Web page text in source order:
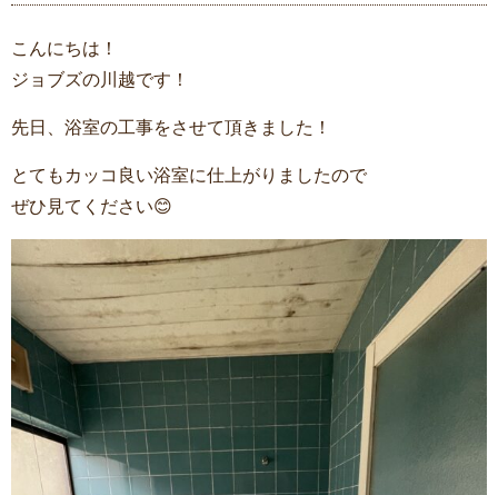
こんにちは！
ジョブズの川越です！
先日、浴室の工事をさせて頂きました！
とてもカッコ良い浴室に仕上がりましたので
ぜひ見てください😊